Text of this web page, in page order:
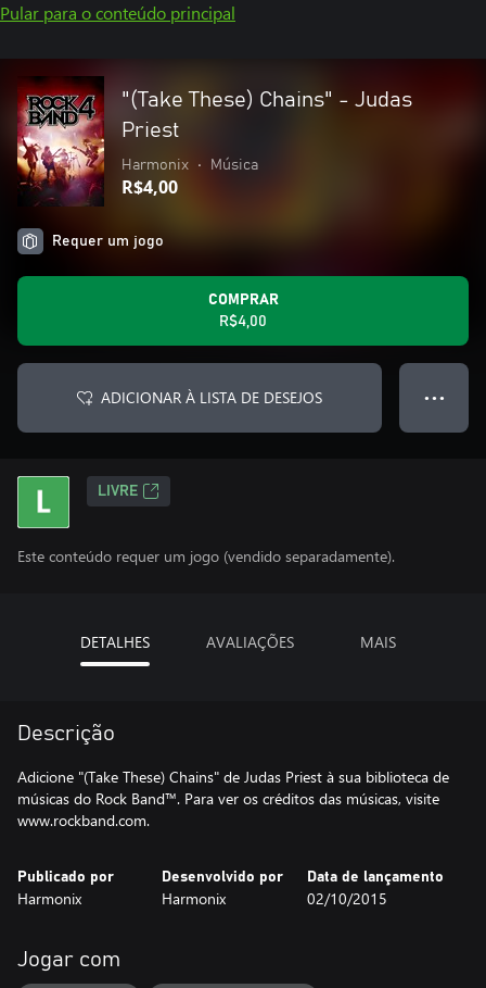
Pular para o conteúdo principal
"(Take These) Chains" - Judas
Priest
Harmonix • Música
R$4,00
Requer um jogo
COMPRAR
R$4,00
ADICIONAR À LISTA DE DESEJOS ● ● ●
LIVRE
Este conteúdo requer um jogo (vendido separadamente).
DETALHES AVALIAÇÕES MAIS
Descrição
Adicione "(Take These) Chains" de Judas Priest à sua biblioteca de
músicas do Rock Band™. Para ver os créditos das músicas, visite
www.rockband.com.
Publicado por
Harmonix
Desenvolvido por
Harmonix
Data de lançamento
02/10/2015
Jogar com